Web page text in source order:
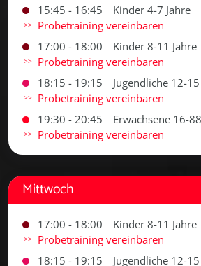
15:45 - 16:45
Kinder 4-7 Jahre
Probetraining vereinbaren
17:00 - 18:00
Kinder 8-11 Jahre
Probetraining vereinbaren
18:15 - 19:15
Jugendliche 12-15
Probetraining vereinbaren
19:30 - 20:45
Erwachsene 16-
Probetraining vereinbaren
Mittwoch
17:00 - 18:00
Kinder 8-11 Jahre
Probetraining vereinbaren
18:15 - 19:15
Jugendliche 12-15